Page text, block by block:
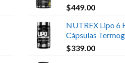
$449.00
NUTREX Lipo 6
Cápsulas
$339.00